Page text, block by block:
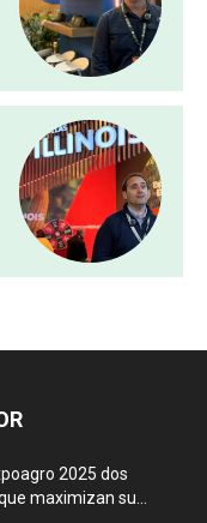
2025 dos
maximizan su...